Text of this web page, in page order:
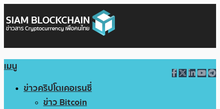
เมนู
ข่าวคริปโตเคอเรนซี่
ข่าว Bitcoin